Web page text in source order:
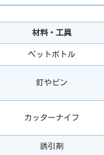
材料・工具
ペットボトル
釘やピン
カッターナイフ
誘引剤